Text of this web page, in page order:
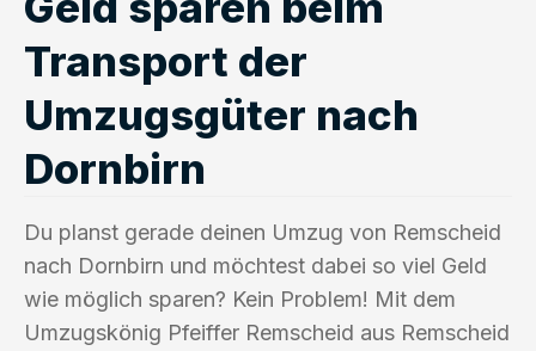
Transport der
Umzugsgüter nach
Dornbirn
Du planst gerade deinen Umzug von Remscheid
nach Dornbirn und möchtest dabei so viel Geld
wie möglich sparen? Kein Problem! Mit dem
Umzugskönig Pfeiffer Remscheid aus Remscheid